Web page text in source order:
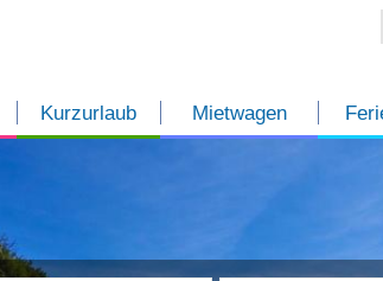
Kurzurlaub Mietwagen